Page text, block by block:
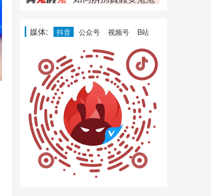
媒体: 抖音 公众号 视频号 B站